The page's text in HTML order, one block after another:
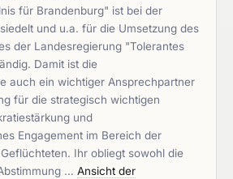
für Brandenburg" ist bei der
und u.a. für die Umsetzung des
der Landesregierung "Tolerantes
Damit ist die
auch ein wichtiger Ansprechpartner
für die strategisch wichtigen
und
Engagement im Bereich der
Ihr obliegt sowohl die
… Ansicht der